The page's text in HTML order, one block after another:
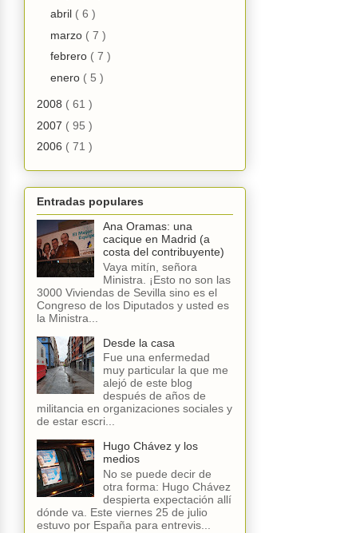
abril ( 6 )
marzo ( 7 )
febrero ( 7 )
enero ( 5 )
2008 ( 61 )
2007 ( 95 )
2006 ( 71 )
Entradas populares
Ana Oramas: una
cacique en Madrid (a
costa del contribuyente)
Vaya mitín, señora
Ministra. ¡Esto no son las
3000 Viviendas de Sevilla sino es el
Congreso de los Diputados y usted es
la Ministra...
Desde la casa
Fue una enfermedad
muy particular la que me
alejó de este blog
después de años de
militancia en organizaciones sociales y
de estar escri...
Hugo Chávez y los
medios
No se puede decir de
otra forma: Hugo Chávez
despierta expectación allí
dónde va. Este viernes 25 de julio
estuvo por España para entrevis...